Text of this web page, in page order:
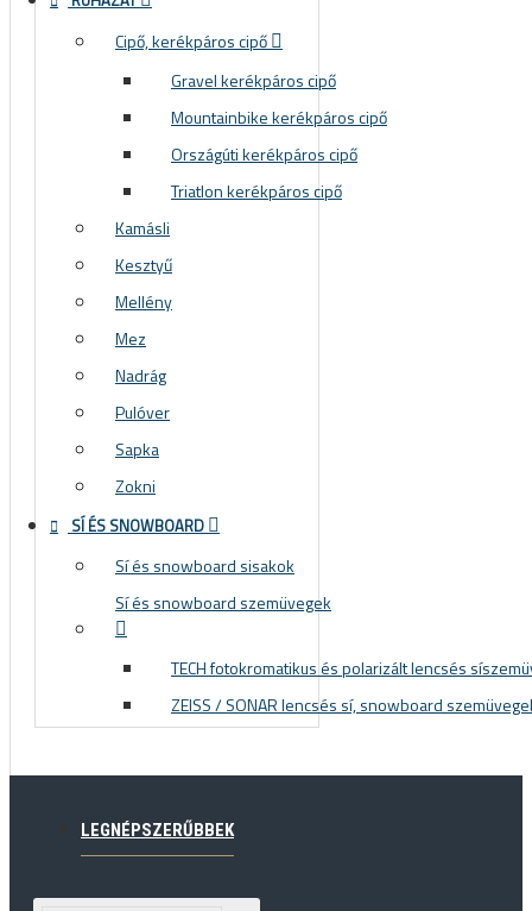
Cipő, kerékpáros cipő
Gravel kerékpáros cipő
Mountainbike kerékpáros cipő
Országúti kerékpáros cipő
Triatlon kerékpáros cipő
Kamásli
Kesztyű
Mellény
Mez
Nadrág
Pulóver
Sapka
Zokni
SÍ ÉS SNOWBOARD
Sí és snowboard sisakok
Sí és snowboard szemüvegek
TECH fotokromatikus és polarizált lencsés
ZEISS / SONAR lencsés sí, snowboard
LEGNÉPSZERŰBBEK